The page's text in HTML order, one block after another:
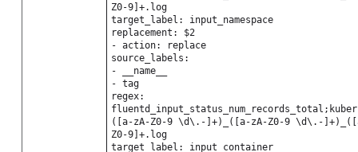
Z0-9]+.log
target_label: input_namespace
replacement: $2
- action: replace
source_labels:
- __name__
- tag
regex:
([a-zA-Z0-9 \d\.-]+)_([a-zA-Z0-9 \d\.-
Z0-9]+.log
target_label: input_container